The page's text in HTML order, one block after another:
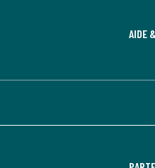
AIDE